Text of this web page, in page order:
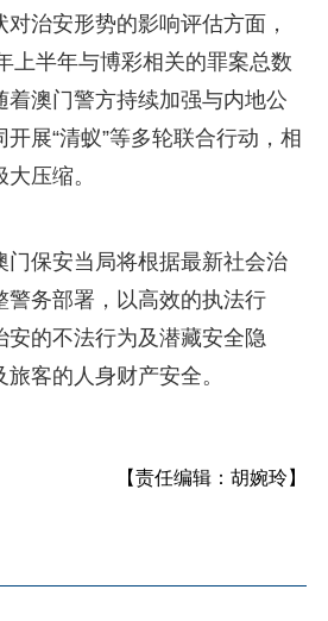
治安形势的影响评估方面，
上半年与博彩相关的罪案总数
着澳门警方持续加强与内地公
展“清蚁”等多轮联合行动，相
压缩。
门保安当局将根据最新社会治
警务部署，以高效的执法行
安的不法行为及潜藏安全隐
客的人身财产安全。
【责任编辑：胡婉玲】